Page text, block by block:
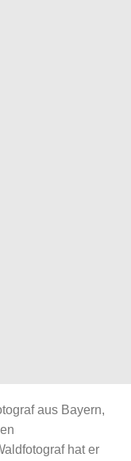
aus Bayern,
hat er